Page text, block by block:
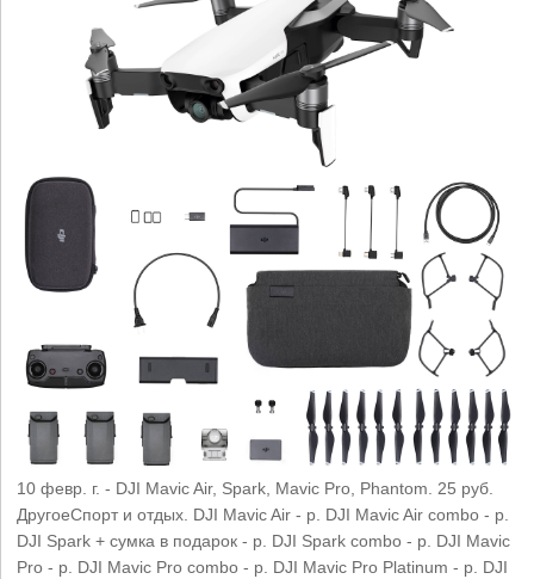
10 февр. г. - DJI Mavic Air, Spark, Mavic Pro, Phantom. 25 руб.
ДругоеСпорт и отдых. DJI Mavic Air - р. DJI Mavic Air combo - р.
DJI Spark + сумка в подарок - р. DJI Spark combo - р. DJI Mavic
Pro - р. DJI Mavic Pro combo - р. DJI Mavic Pro Platinum - р. DJI